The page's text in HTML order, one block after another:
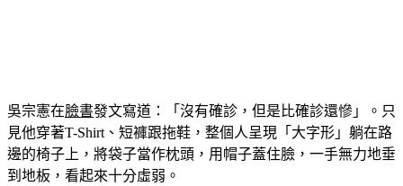
吳宗憲在臉書發文寫道：「沒有確診，但是比確診還慘」。只
見他穿著T-Shirt、短褲跟拖鞋，整個人呈現「大字形」躺在路
邊的椅子上，將袋子當作枕頭，用帽子蓋住臉，一手無力地垂
到地板，看起來十分虛弱。